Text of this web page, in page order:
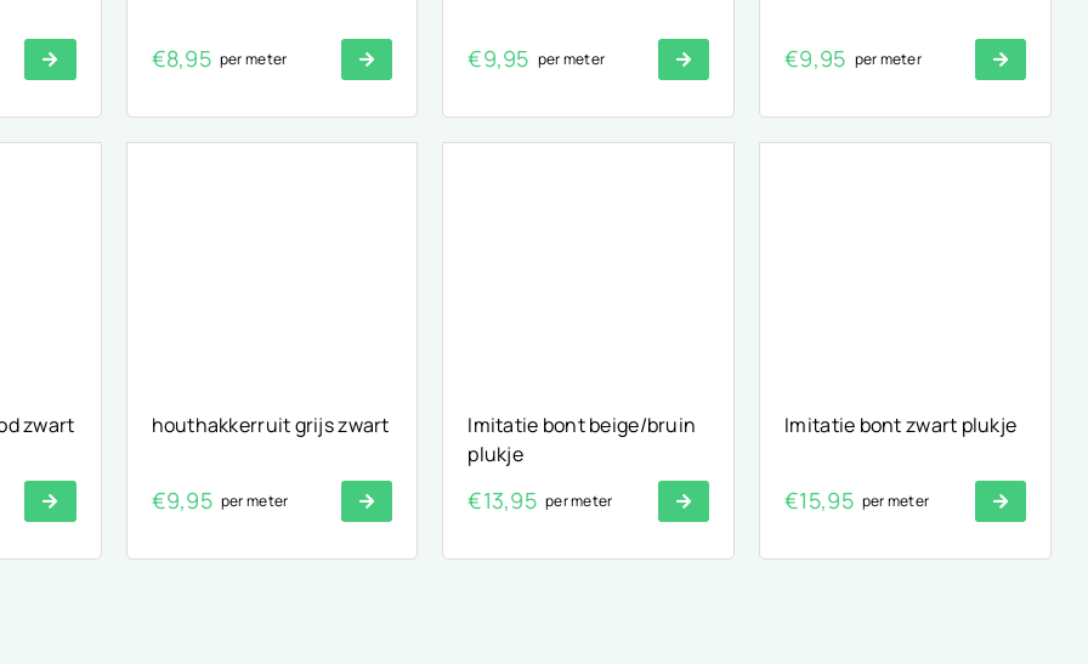
€8,95 per meter €9,95 per meter €9,95 per meter
zwart houthakkerruit grijs zwart
€9,95 per meter
Imitatie bont beige/bruin
plukje
€13,95 per meter
Imitatie bont zwart plukje
€15,95 per meter